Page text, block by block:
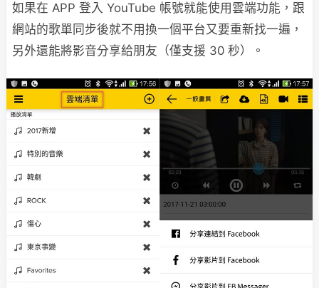
如果在 APP 登入 YouTube 帳號就能使用雲端功能，跟
網站的歌單同步後就不用換一個平台又要重新找一遍，
另外還能將影音分享給朋友（僅支援 30 秒）。